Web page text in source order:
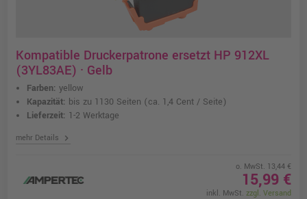
Kompatible Druckerpatrone ersetzt HP 912XL
(3YL83AE) · Gelb
Farben: yellow
Kapazität: bis zu 1130 Seiten (ca. 1,4 Cent / Seite)
Lieferzeit: 1-2 Werktage
mehr Details chevron_right
o. MwSt. 13,44 €
15,99 €
inkl. MwSt. zzgl. Versand